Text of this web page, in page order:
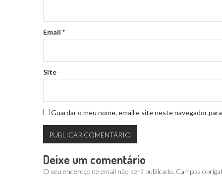
Email *
Site
Guardar o meu nome, email e site neste navegador
Deixe um comentário
O seu endereço de email não será publicado. Campos